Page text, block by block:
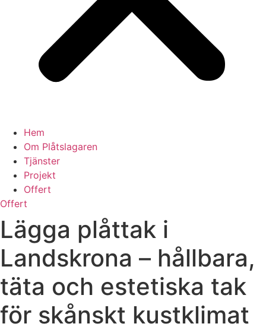
Hem
Om Plåtslagaren
Tjänster
Projekt
Offert
Offert
Lägga plåttak i
Landskrona – hållbara,
täta och estetiska tak
för skånskt kustklimat